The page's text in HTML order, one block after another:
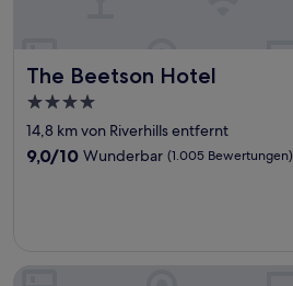
The Beetson Hotel
The Beetson Hotel
4.0-
Sterne-
Unterkunft
14,8 km von Riverhills entfernt
9.0
9,0/10 Wunderbar (1.005 Bewertungen)